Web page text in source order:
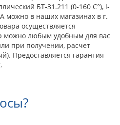
БТ-31.211 (0-160 С°), l-
можно в наших магазинах в г.
осуществляется
можно любым удобным для вас
при получении, расчет
Предоставляется гарантия